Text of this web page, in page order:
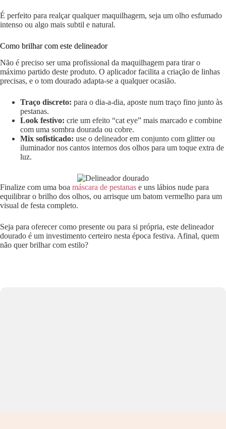
É perfeito para realçar qualquer maquilhagem, seja um olho esfumado
intenso ou algo mais subtil e natural.
Como brilhar com este delineador
Não é preciso ser uma profissional da maquilhagem para tirar o
máximo partido deste produto. O aplicador facilita a criação de linhas
precisas, e o tom dourado adapta-se a qualquer ocasião.
Traço discreto: para o dia-a-dia, aposte num traço fino junto às
pestanas.
Look festivo: crie um efeito “cat eye” mais marcado e combine
com uma sombra dourada ou cobre.
Mix sofisticado: use o delineador em conjunto com glitter ou
iluminador nos cantos internos dos olhos para um toque extra de
luz.
Finalize com uma boa máscara de pestanas e uns lábios nude para
equilibrar o brilho dos olhos, ou arrisque um batom vermelho para um
visual de festa completo.
Seja para oferecer como presente ou para si própria, este delineador
dourado é um investimento certeiro nesta época festiva. Afinal, quem
não quer brilhar com estilo?